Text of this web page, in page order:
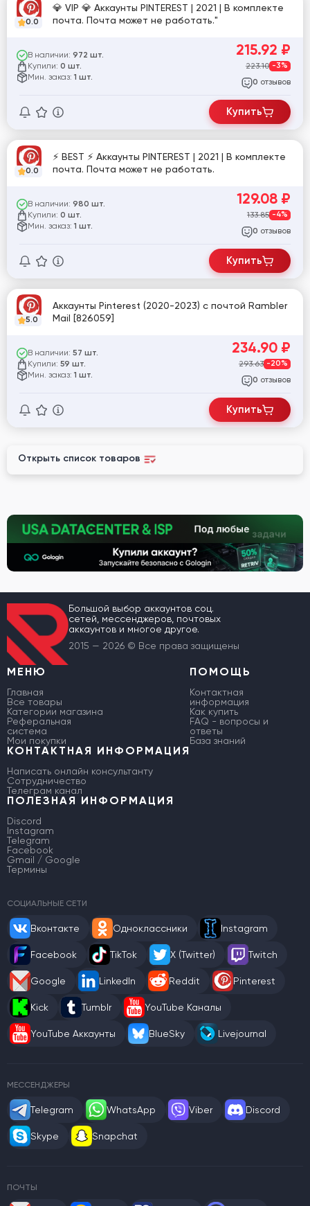
0.0
💎 VIP 💎 Аккаунты PINTEREST | 2021 | В комплекте
почта. Почта может не работать."
В наличии: 972 шт.
Купили: 0 шт.
Мин. заказ: 1 шт.
215.92 ₽
223.10 -3%
0 отзывов
Купить
0.0
⚡️ BEST ⚡️ Аккаунты PINTEREST | 2021 | В комплекте
почта. Почта может не работать.
В наличии: 980 шт.
Купили: 0 шт.
Мин. заказ: 1 шт.
129.08 ₽
133.85 -4%
0 отзывов
Купить
5.0
Аккаунты Pinterest (2020-2023) с почтой Rambler
Mail [826059]
В наличии: 57 шт.
Купили: 59 шт.
Мин. заказ: 1 шт.
234.90 ₽
293.63 -20%
0 отзывов
Купить
Открыть список товаров
Большой выбор аккаунтов соц.
сетей, мессенджеров, почтовых
аккаунтов и многое другое.
2015 — 2026 © Все права защищены
МЕНЮ
Главная
Все товары
Категории магазина
Реферальная
система
Мои покупки
ПОМОЩЬ
Контактная
информация
Как купить
FAQ - вопросы и
ответы
База знаний
КОНТАКТНАЯ ИНФОРМАЦИЯ
Написать онлайн консультанту
Сотрудничество
Телеграм канал
ПОЛЕЗНАЯ ИНФОРМАЦИЯ
Discord
Instagram
Telegram
Facebook
Gmail / Google
Термины
СОЦИАЛЬНЫЕ СЕТИ
Вконтакте Одноклассники Instagram
Facebook TikTok X (Twitter) Twitch
Google LinkedIn Reddit Pinterest
Kick Tumblr YouTube Каналы
YouTube Аккаунты BlueSky Livejournal
МЕССЕНДЖЕРЫ
Telegram WhatsApp Viber Discord
Skype Snapchat
ПОЧТЫ